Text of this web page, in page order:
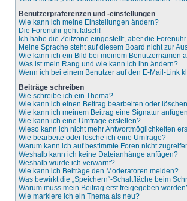
Benutzerpräferenzen und -einstellungen
Wie kann ich meine Einstellungen ändern?
Die Forenuhr geht falsch!
Ich habe die Zeitzone eingestellt, aber die
Meine Sprache steht auf diesem Board nicht zur
Wie kann ich ein Bild bei meinem Benutzernamen
Was ist mein Rang und wie kann ich ihn ändern?
Wenn ich bei einem Benutzer auf den E-Mail-Link
Beiträge schreiben
Wie schreibe ich ein Thema?
Wie kann ich einen Beitrag bearbeiten oder
Wie kann ich meinem Beitrag eine Signatur
Wie kann ich eine Umfrage erstellen?
Wieso kann ich nicht mehr Antwortmöglichkeiten
Wie bearbeite oder lösche ich eine Umfrage?
Warum kann ich auf bestimmte Foren nicht
Weshalb kann ich keine Dateianhänge anfügen?
Weshalb wurde ich verwarnt?
Wie kann ich Beiträge den Moderatoren melden?
Was bewirkt die „Speichern“-Schaltfläche beim
Warum muss mein Beitrag erst freigegeben
Wie markiere ich ein Thema als neu?